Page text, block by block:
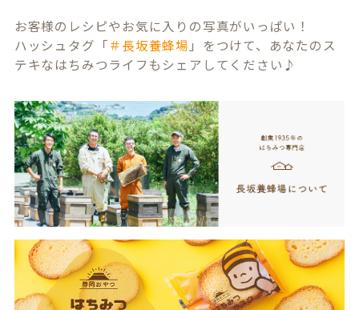
お客様のレシピやお気に入りの写真がいっぱい！
ハッシュタグ「＃長坂養蜂場 」をつけて、あなたのス
テキなはちみつライフもシェアしてください♪